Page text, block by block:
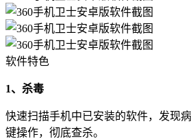
软件特色
1、杀毒
快速扫描手机中已安装的软件，发现
键操作，彻底查杀。